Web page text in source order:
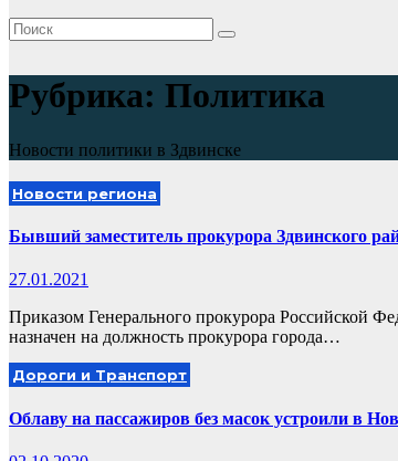
Рубрика: Политика
Новости политики в Здвинске
Новости региона
Бывший заместитель прокурора Здвинского
27.01.2021
Приказом Генерального прокурора Российской
назначен на должность прокурора города…
Дороги и Транспорт
Облаву на пассажиров без масок устроили в